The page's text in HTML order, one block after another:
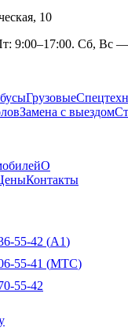
10
9:00–17:00. Сб, Вс
Грузовые
Замена с выездом
О
Контакты
55-42 (A1)
55-41 (МТС)
55-42